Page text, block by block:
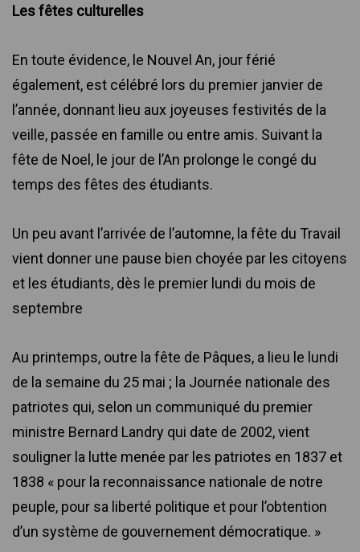
Les fêtes culturelles
En toute évidence, le Nouvel An, jour férié
également, est célébré lors du premier janvier de
l’année, donnant lieu aux joyeuses festivités de la
veille, passée en famille ou entre amis. Suivant la
fête de Noel, le jour de l’An prolonge le congé du
temps des fêtes des étudiants.
Un peu avant l’arrivée de l’automne, la fête du Travail
vient donner une pause bien choyée par les citoyens
et les étudiants, dès le premier lundi du mois de
septembre
Au printemps, outre la fête de Pâques, a lieu le lundi
de la semaine du 25 mai ; la Journée nationale des
patriotes qui, selon un communiqué du premier
ministre Bernard Landry qui date de 2002, vient
souligner la lutte menée par les patriotes en 1837 et
1838 « pour la reconnaissance nationale de notre
peuple, pour sa liberté politique et pour l’obtention
d’un système de gouvernement démocratique. »